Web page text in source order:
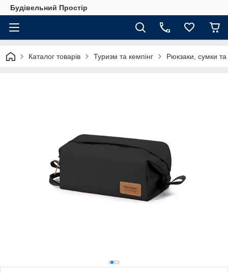
Будівельний Простір
Каталог товарів Туризм та кемпінг Рюкзаки, сумки